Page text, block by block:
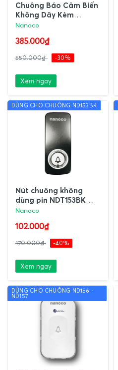
Chuông Báo Cảm Biến
Không Dây Kèm
Chuông Điện Báo Xa
Nanoco
385.000₫
550.000₫ -30%
Xem ngay
DÙNG CHO CHUÔNG ND153BK
Nút chuông không
dùng pin NDT153BK
Nanoco
Nanoco
102.000₫
170.000₫ -40%
Xem ngay
DÙNG CHO CHUÔNG ND156 -
ND157